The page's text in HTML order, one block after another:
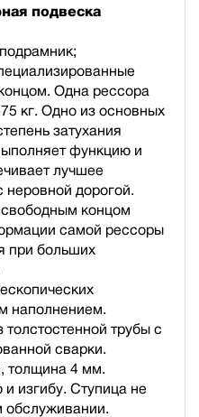
подвеска
Одна рессора
кг. Одно из основных
затухания
функцию и
лучшее
неровной дорогой.
концом
самой рессоры
при больших
наполнением.
трубы с
сварки.
толщина 4 мм.
изгибу. Ступица не
обслуживании.